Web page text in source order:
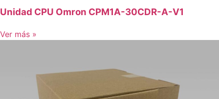
Unidad CPU Omron CPM1A-30CDR-A-V1
Ver más »